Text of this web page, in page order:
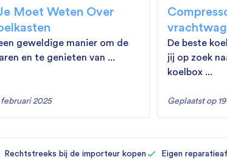
Moet Weten Over
geweldige manier om de
en te genieten van ...
februari 2025
De beste
jij op zoek
koelbox ...
Geplaatst op
Rechtstreeks bij de importeur kopen Eigen